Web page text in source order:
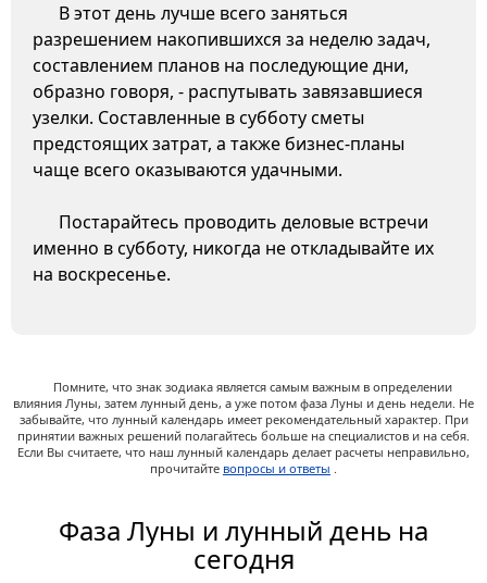
В этот день лучше всего заняться
разрешением накопившихся за неделю задач,
составлением планов на последующие дни,
образно говоря, - распутывать завязавшиеся
узелки. Составленные в субботу сметы
предстоящих затрат, а также бизнес-планы
чаще всего оказываются удачными.
Постарайтесь проводить деловые встречи
именно в субботу, никогда не откладывайте их
на воскресенье.
Помните, что знак зодиака является самым важным в определении
влияния Луны, затем лунный день, а уже потом фаза Луны и день недели. Не
забывайте, что лунный календарь имеет рекомендательный характер. При
принятии важных решений полагайтесь больше на специалистов и на себя.
Если Вы считаете, что наш лунный календарь делает расчеты неправильно,
прочитайте вопросы и ответы .
Фаза Луны и лунный день на
сегодня